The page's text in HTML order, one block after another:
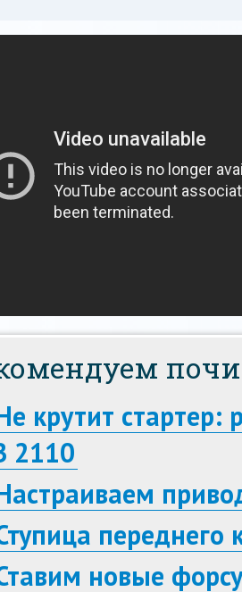
крутит стартер:
2110
переднего
новые